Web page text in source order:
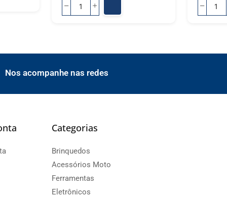
Nos acompanhe nas redes
Categorias
Brinquedos
Acessórios Moto
Ferramentas
Eletrônicos